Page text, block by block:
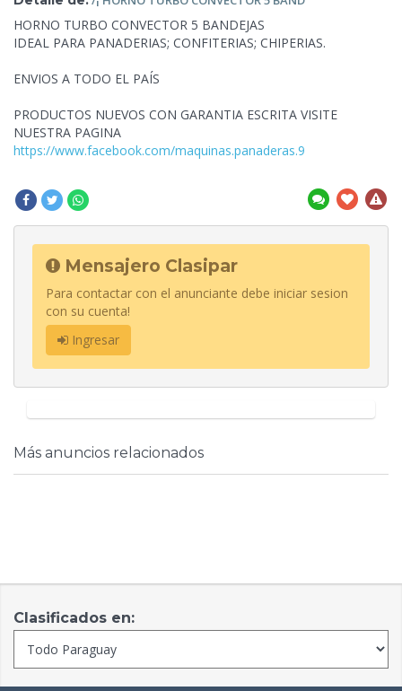
HORNO TURBO CONVECTOR 5 BANDEJAS
IDEAL PARA PANADERIAS; CONFITERIAS; CHIPERIAS.
ENVIOS A TODO EL PAÍS
PRODUCTOS NUEVOS CON GARANTIA ESCRITA VISITE
NUESTRA PAGINA
https://www.facebook.com/maquinas.panaderas.9
Mensajero Clasipar
Para contactar con el anunciante debe iniciar sesion
con su cuenta!
Ingresar
Más anuncios relacionados
Clasificados en: